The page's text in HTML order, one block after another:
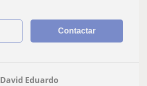
Contactar
David Eduardo